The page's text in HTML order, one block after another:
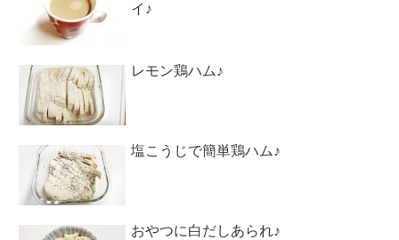
イ♪
レモン鶏ハム♪
塩こうじで簡単鶏ハム♪
おやつに白だしあられ♪